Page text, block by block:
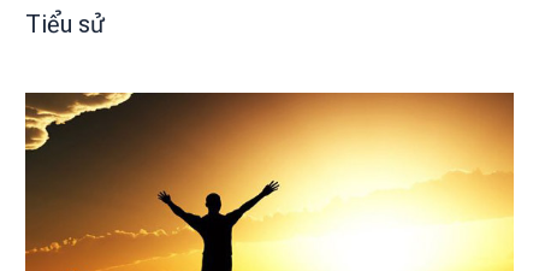
Tiểu sử